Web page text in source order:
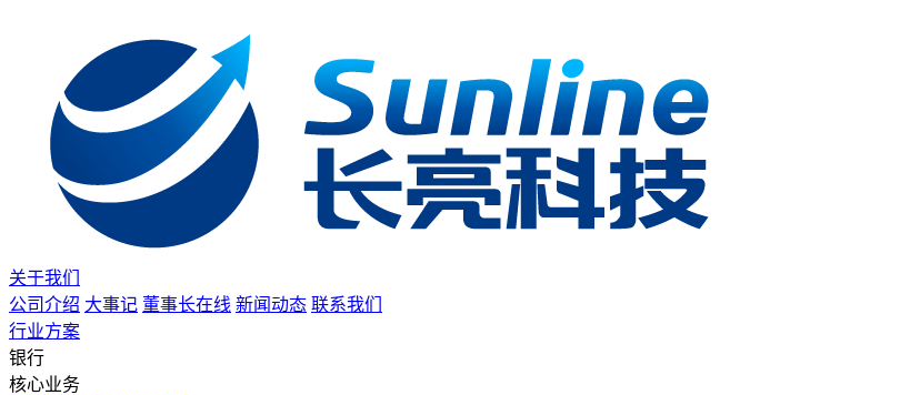
关于我们
公司介绍 大事记 董事长在线 新闻动态 联系我们
行业方案
银行
核心业务